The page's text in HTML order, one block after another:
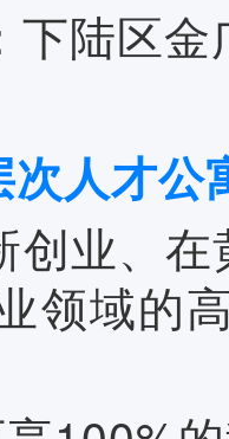
下陆区
人才公
创业、
领域的